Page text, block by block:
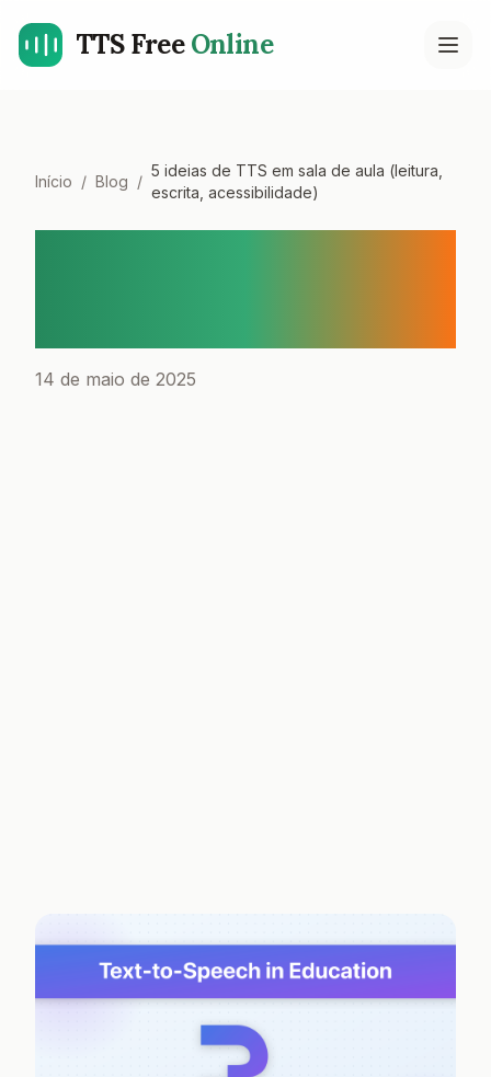
TTS FreeOnline
Início / Blog /
5 ideias de TTS em sala de aula (leitura,
escrita, acessibilidade)
14 de maio de 2025